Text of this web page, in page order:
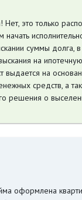
Нет, это только
суммы долга,
на
выдается на
средств, а
решения о
оформлена